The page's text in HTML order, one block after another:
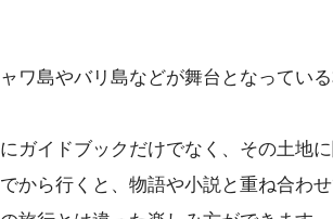
ワ島やバリ島などが舞台となってい
ガイドブックだけでなく、その土地
から行くと、物語や小説と重ね合わ